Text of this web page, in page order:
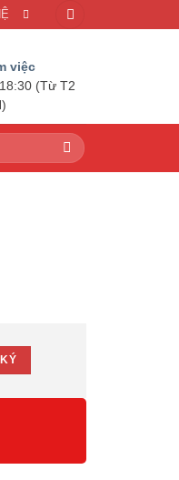
việc
(Từ T2